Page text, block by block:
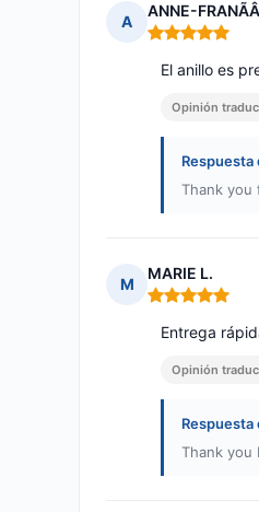
A
ANNE-
Nota: 5 de 5
El anillo es
Opinión
Respuesta
Thank you
M
MARIE L.
Nota: 5 de 5
Entrega
Opinión
Respuesta
Thank you